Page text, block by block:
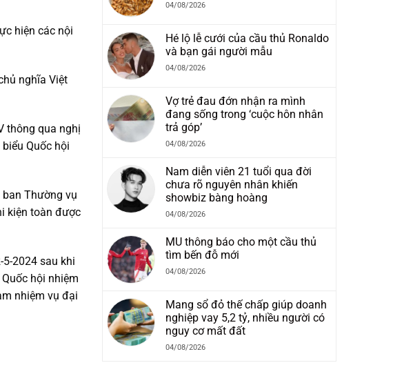
hiện các nội
nghĩa Việt
thông qua nghị
Quốc hội
ban Thường vụ
kiện toàn được
2024 sau khi
hội nhiệm
nhiệm vụ đại
04/08/2026
Hé lộ lễ cưới của cầu thủ Ronaldo
và bạn gái người mẫu
04/08/2026
Vợ trẻ đau đớn nhận ra mình
đang sống trong ‘cuộc hôn nhân
trả góp’
04/08/2026
Nam diễn viên 21 tuổi qua đời
chưa rõ nguyên nhân khiến
showbiz bàng hoàng
04/08/2026
MU thông báo cho một cầu thủ
tìm bến đỗ mới
04/08/2026
Mang sổ đỏ thế chấp giúp doanh
nghiệp vay 5,2 tỷ, nhiều người có
nguy cơ mất đất
04/08/2026